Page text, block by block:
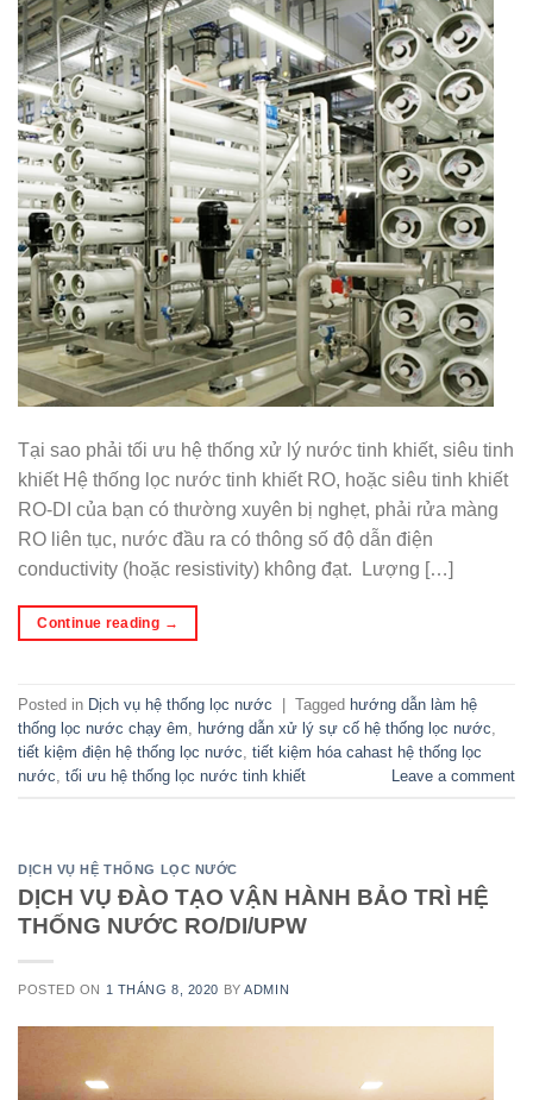
Tại sao phải tối ưu hệ thống xử lý nước tinh khiết, siêu tinh
khiết Hệ thống lọc nước tinh khiết RO, hoặc siêu tinh khiết
RO-DI của bạn có thường xuyên bị nghẹt, phải rửa màng
RO liên tục, nước đầu ra có thông số độ dẫn điện
conductivity (hoặc resistivity) không đạt. Lượng […]
Continue reading →
Posted in Dịch vụ hệ thống lọc nước | Tagged hướng dẫn làm hệ
thống lọc nước chạy êm
hướng dẫn xử lý sự cố hệ thống lọc nước
tiết kiệm điện hệ thống lọc nước tiết kiệm hóa cahast hệ thống lọc
nước tối ưu hệ thống lọc nước tinh khiết Leave a comment
DỊCH VỤ HỆ THỐNG LỌC NƯỚC
DỊCH VỤ ĐÀO TẠO VẬN HÀNH BẢO TRÌ HỆ
THỐNG NƯỚC RO/DI/UPW
POSTED ON 1 THÁNG 8, 2020 BYADMIN